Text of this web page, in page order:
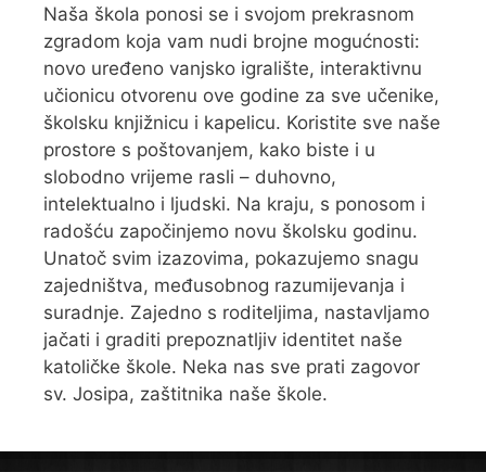
Naša škola ponosi se i svojom prekrasnom
zgradom koja vam nudi brojne mogućnosti:
novo uređeno vanjsko igralište, interaktivnu
učionicu otvorenu ove godine za sve učenike,
školsku knjižnicu i kapelicu. Koristite sve naše
prostore s poštovanjem, kako biste i u
slobodno vrijeme rasli – duhovno,
intelektualno i ljudski. Na kraju, s ponosom i
radošću započinjemo novu školsku godinu.
Unatoč svim izazovima, pokazujemo snagu
zajedništva, međusobnog razumijevanja i
suradnje. Zajedno s roditeljima, nastavljamo
jačati i graditi prepoznatljiv identitet naše
katoličke škole. Neka nas sve prati zagovor
sv. Josipa, zaštitnika naše škole.